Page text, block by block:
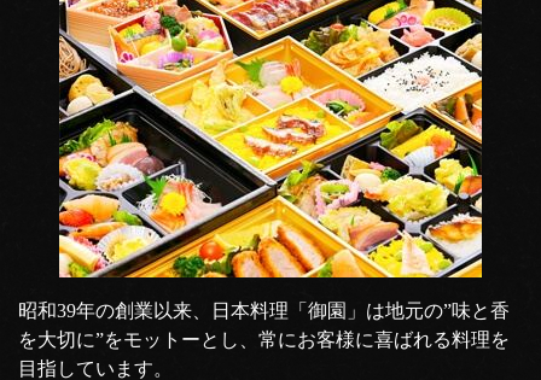
昭和39年の創業以来、日本料理「御園」は地元の”味と香
を大切に”をモットーとし、常にお客様に喜ばれる料理を
目指しています。